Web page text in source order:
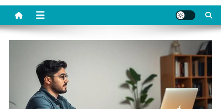
completas e conteúdos úteis para começar, evoluir e se destacar
como redator freelancer no mercado digital.